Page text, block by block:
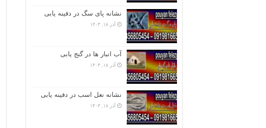
نشانه پای سگ در دفینه یابی
آذر ۱۸, ۱۴۰۳
آب انبار ها در گنج یابی
آذر ۱۸, ۱۴۰۳
نشانه نعل اسب در دفینه یابی
آذر ۱۸, ۱۴۰۳